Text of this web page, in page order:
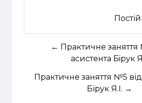
← Практичне
асистента Бiрук
Практичне заняття №5
Бірук Я.І. →